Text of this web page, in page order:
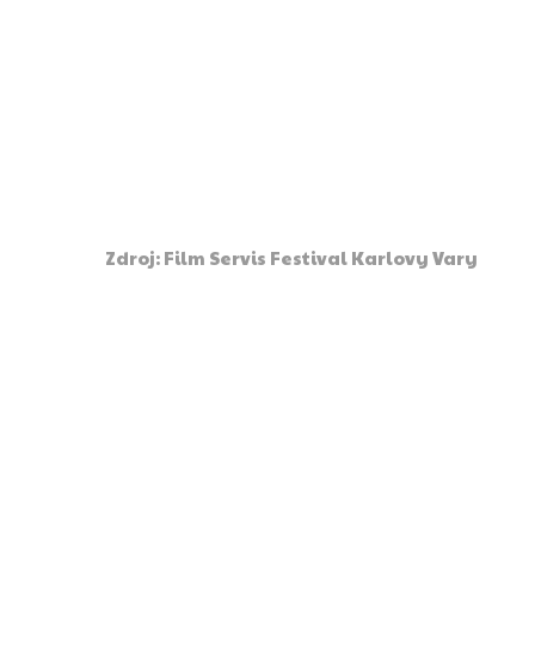
Zdroj: Film Servis Festival Karlovy Vary